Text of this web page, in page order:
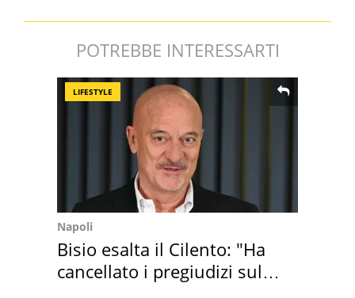
POTREBBE INTERESSARTI
LIFESTYLE
Napoli
Bisio esalta il Cilento: "Ha
cancellato i pregiudizi sul